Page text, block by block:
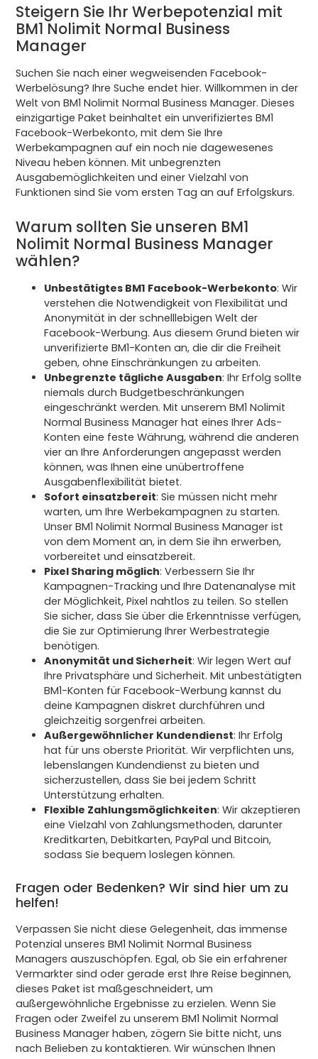
Steigern Sie Ihr Werbepotenzial mit
BM1 Nolimit Normal Business
Manager
Suchen Sie nach einer wegweisenden Facebook-
Werbelösung? Ihre Suche endet hier. Willkommen in der
Welt von BM1 Nolimit Normal Business Manager. Dieses
einzigartige Paket beinhaltet ein unverifiziertes BM1
Facebook-Werbekonto, mit dem Sie Ihre
Werbekampagnen auf ein noch nie dagewesenes
Niveau heben können. Mit unbegrenzten
Ausgabemöglichkeiten und einer Vielzahl von
Funktionen sind Sie vom ersten Tag an auf Erfolgskurs.
Warum sollten Sie unseren BM1
Nolimit Normal Business Manager
wählen?
Unbestätigtes BM1 Facebook-Werbekonto: Wir
verstehen die Notwendigkeit von Flexibilität und
Anonymität in der schnelllebigen Welt der
Facebook-Werbung. Aus diesem Grund bieten wir
unverifizierte BM1-Konten an, die dir die Freiheit
geben, ohne Einschränkungen zu arbeiten.
Unbegrenzte tägliche Ausgaben: Ihr Erfolg sollte
niemals durch Budgetbeschränkungen
eingeschränkt werden. Mit unserem BM1 Nolimit
Normal Business Manager hat eines Ihrer Ads-
Konten eine feste Währung, während die anderen
vier an Ihre Anforderungen angepasst werden
können, was Ihnen eine unübertroffene
Ausgabenflexibilität bietet.
Sofort einsatzbereit: Sie müssen nicht mehr
warten, um Ihre Werbekampagnen zu starten.
Unser BM1 Nolimit Normal Business Manager ist
von dem Moment an, in dem Sie ihn erwerben,
vorbereitet und einsatzbereit.
Pixel Sharing möglich: Verbessern Sie Ihr
Kampagnen-Tracking und Ihre Datenanalyse mit
der Möglichkeit, Pixel nahtlos zu teilen. So stellen
Sie sicher, dass Sie über die Erkenntnisse verfügen,
die Sie zur Optimierung Ihrer Werbestrategie
benötigen.
Anonymität und Sicherheit: Wir legen Wert auf
Ihre Privatsphäre und Sicherheit. Mit unbestätigten
BM1-Konten für Facebook-Werbung kannst du
deine Kampagnen diskret durchführen und
gleichzeitig sorgenfrei arbeiten.
Außergewöhnlicher Kundendienst: Ihr Erfolg
hat für uns oberste Priorität. Wir verpflichten uns,
lebenslangen Kundendienst zu bieten und
sicherzustellen, dass Sie bei jedem Schritt
Unterstützung erhalten.
Flexible Zahlungsmöglichkeiten: Wir akzeptieren
eine Vielzahl von Zahlungsmethoden, darunter
Kreditkarten, Debitkarten, PayPal und Bitcoin,
sodass Sie bequem loslegen können.
Fragen oder Bedenken? Wir sind hier um zu
helfen!
Verpassen Sie nicht diese Gelegenheit, das immense
Potenzial unseres BM1 Nolimit Normal Business
Managers auszuschöpfen. Egal, ob Sie ein erfahrener
Vermarkter sind oder gerade erst Ihre Reise beginnen,
dieses Paket ist maßgeschneidert, um
außergewöhnliche Ergebnisse zu erzielen. Wenn Sie
Fragen oder Zweifel zu unserem BM1 Nolimit Normal
Business Manager haben, zögern Sie bitte nicht, uns
nach Belieben zu kontaktieren. Wir wünschen Ihnen